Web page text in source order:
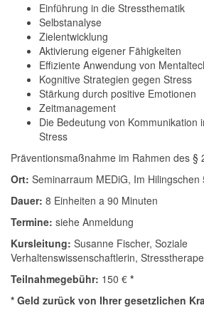
Einführung in die Stressthematik
Selbstanalyse
Zielentwicklung
Aktivierung eigener Fähigkeiten
Effiziente Anwendung von
Kognitive Strategien gegen Stress
Stärkung durch positive Emotionen
Zeitmanagement
Die Bedeutung von Kommunikation
Stress
Präventionsmaßnahme im Rahmen des §
Ort: Seminarraum MEDiG, Im
Dauer: 8 Einheiten a 90 Minuten
Termine: siehe Anmeldung
Kursleitung: Susanne Fischer, Soziale
Verhaltenswissenschaftlerin,
Teilnahmegebühr: 150 € *
* Geld zurück von Ihrer gesetzlichen